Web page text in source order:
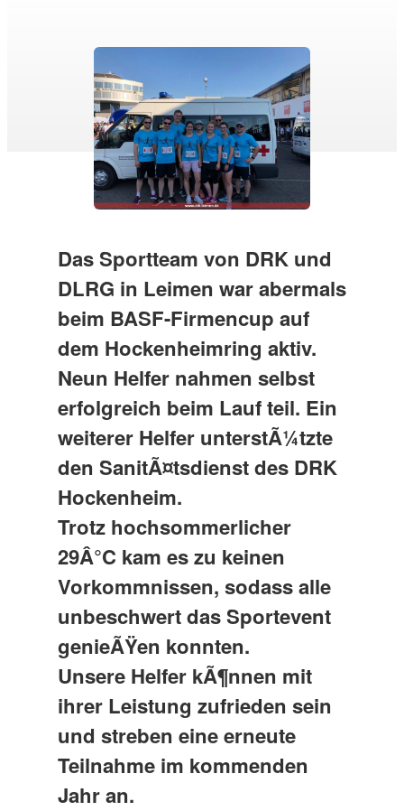
Das Sportteam von DRK und
DLRG in Leimen war abermals
beim BASF-Firmencup auf
dem Hockenheimring aktiv.
Neun Helfer nahmen selbst
erfolgreich beim Lauf teil. Ein
weiterer Helfer unterstÃ¼tzte
den SanitÃ¤tsdienst des DRK
Hockenheim.
Trotz hochsommerlicher
29Â°C kam es zu keinen
Vorkommnissen, sodass alle
unbeschwert das Sportevent
genieÃŸen konnten.
Unsere Helfer kÃ¶nnen mit
ihrer Leistung zufrieden sein
und streben eine erneute
Teilnahme im kommenden
Jahr an.